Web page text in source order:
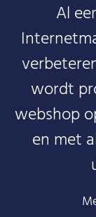
Al
wordt
webshop
en met